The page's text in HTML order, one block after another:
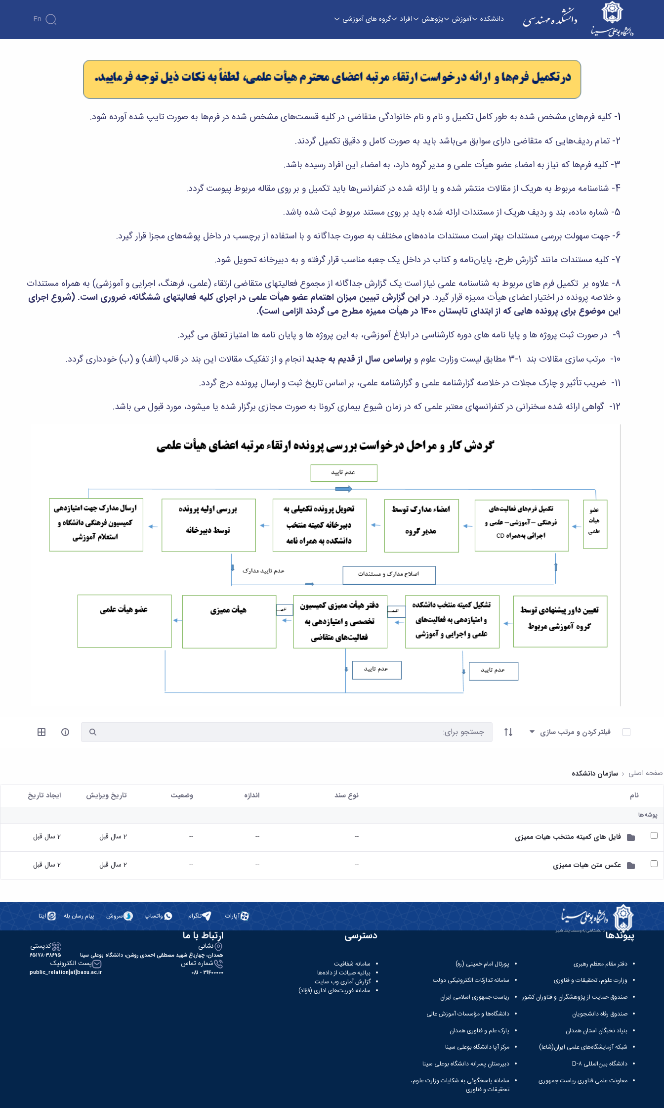
دانشکده آموزش پژوهش افراد گروه های آموزشی En
1- کلیه فرم‌های مشخص شده به طور کامل تکمیل و نام و نام خانوادگی متقاضی در کلیه قسمت‌های مشخص شده در فرم‌ها به صورت تایپ شده آورده شود.
2- تمام ردیف‌هایی که متقاضی دارای سوابق می‌باشد باید به صورت کامل و دقیق تکمیل گردند.
3- کلیه فرم‌ها که نیاز به امضاء عضو هیأت علمی و مدیر گروه دارد، به امضاء این افراد رسیده باشد.
4- شناسنامه مربوط به هریک از مقالات منتشر شده و یا ارائه شده در کنفرانس‌ها باید تکمیل و بر روی مقاله مربوط پیوست گردد.
5- شماره ماده، بند و ردیف هریک از مستندات ارائه شده باید بر روی مستند مربوط ثبت شده باشد.
6- جهت سهولت بررسی مستندات بهتر است مستندات ماده‌های مختلف به صورت جداگانه و با استفاده از برچسب در داخل پوشه‌های مجزا قرار گیرد.
7- کلیه مستندات مانند گزارش طرح، پایان‌نامه و کتاب در داخل یک جعبه مناسب قرار گرفته و به دبیرخانه تحویل شود.
8- علاوه بر تکمیل فرم های مربوط به شناسنامه علمی نیاز است یک گزارش جداگانه از مجموع فعالیتهای متقاضی ارتقاء (علمی، فرهنگ، اجرایی و آموزشی) به همراه مستندات
و خلاصه پرونده در اختیار اعضای هیأت ممیزه قرار گیرد. در این گزارش تبیین میزان اهتمام عضو هیأت علمی در اجرای کلیه فعالیتهای ششگانه، ضروری است. (شروع اجرای
این موضوع برای پرونده هایی که از ابتدای تابستان 1400 در هیأت ممیزه مطرح می گردند الزامی است).
9- در صورت ثبت پروژه ها و پایا نامه های دوره کارشناسی در ابلاغ آموزشی، به این پروژه ها و پایان نامه ها امتیاز تعلق می گیرد.
10- مرتب سازی مقالات بند 1-3 مطابق لیست وزارت علوم و
براساس سال از قدیم به جدیدانجام و از تفکیک مقالات این بند در قالب (الف) و (ب) خودداری گردد.
11- ضریب تأثیر و چارک مجلات در خلاصه گزارشنامه علمی و گزارشنامه علمی، بر اساس تاریخ ثبت و ارسال پرونده درج گردد.
12- گواهی ارائه شده سخنرانی در کنفرانسهای معتبر علمی که در زمان شیوع بیماری کرونا به صورت مجازی برگزار شده یا میشود، مورد قبول می باشد.
آیتم ها را انتخاب کنید
فیلتر کردن و مرتب سازی
صفحه اصلی سازمان دانشکده
کاربر انتخاب شده
نام نوع سند اندازه وضعیت تاریخ ویرایش ايجاد تاريخ
پوشه‌ها
فایل های کمیته منتخب هیات ممیزی --
--
-- 2 سال قبل 2 سال قبل
عکس متن هیات ممیزی --
--
-- 2 سال قبل 2 سال قبل
آپارات تلگرام واتساپ سروش پیام رسان بله ایتا
پیوندها
دفتر مقام معظم رهبری
وزارت علوم، تحقیقات و فناوری
صندوق حمایت از پژوهشگران و فناوران کشور
صندوق رفاه دانشجویان
بنیاد نخبگان استان همدان
شبکه آزمایشگاه‌های علمی ایران(شاعا)
دانشگاه بین‌المللی D-۸
معاونت علمی فناوری ریاست جمهوری
پورتال امام خمینی (ره)
سامانه تدارکات الکترونیکی دولت
ریاست جمهوری اسلامی ایران
دانشگاه‌ها و مؤسسات آموزش عالی
پارک علم و فناوری همدان
مرکز آپا دانشگاه بوعلی سینا
دبیرستان پسرانه دانشگاه بوعلی سینا
سامانه پاسخگوئی به شکایات وزارت علوم،
تحقیقات و فناوری
دسترسی
سامانه شفافیت
بیانیه صیانت از داده‌ها
گزارش آماری وب‌ سایت
سامانه فوریت‌های اداری (فؤاد)
ارتباط با ما
نشانی
همدان، چهارباغ شهید مصطفی احمدی روشن، دانشگاه بوعلی سینا
کدپستی
۶۵۱۷۸-۳۸۶۹۵
شماره تماس
31400000 - 081
پست الکترونیک
public_relation[at]basu.ac.ir